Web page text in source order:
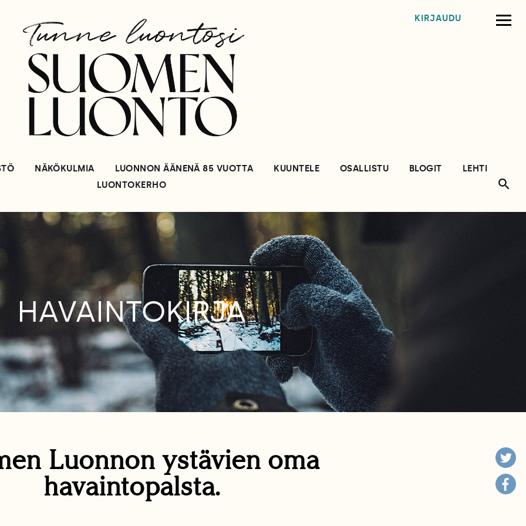
KIRJAUDU
NÄKÖKULMIA LUONNON ÄÄNENÄ 85 VUOTTA KUUNTELE OSALLISTU BLOGIT
LEHTI
LUONTOKERHO
HAVAINTOKIRJA
Luonnon ystävien oma
havaintopalsta.